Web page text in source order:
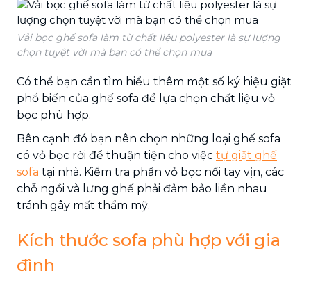
Vải bọc ghế sofa làm từ chất liệu polyester là sự lượng
chọn tuyệt vời mà bạn có thể chọn mua
Có thể bạn cần tìm hiểu thêm một số ký hiệu giặt
phổ biến của ghế sofa để lựa chọn chất liệu vỏ
bọc phù hợp.
Bên cạnh đó bạn nên chọn những loại ghế sofa
có vỏ bọc rời để thuận tiện cho việc tự giặt ghế
sofa tại nhà. Kiểm tra phần vỏ bọc nối tay vịn, các
chỗ ngồi và lưng ghế phải đảm bảo liền nhau
tránh gây mất thẩm mỹ.
Kích thước sofa phù hợp với gia
đình